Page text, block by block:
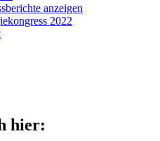
anzeigen
2022
hier: